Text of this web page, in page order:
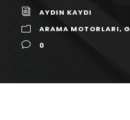
AYDIN KAYDI
ARAMA MOTORLARI,
0